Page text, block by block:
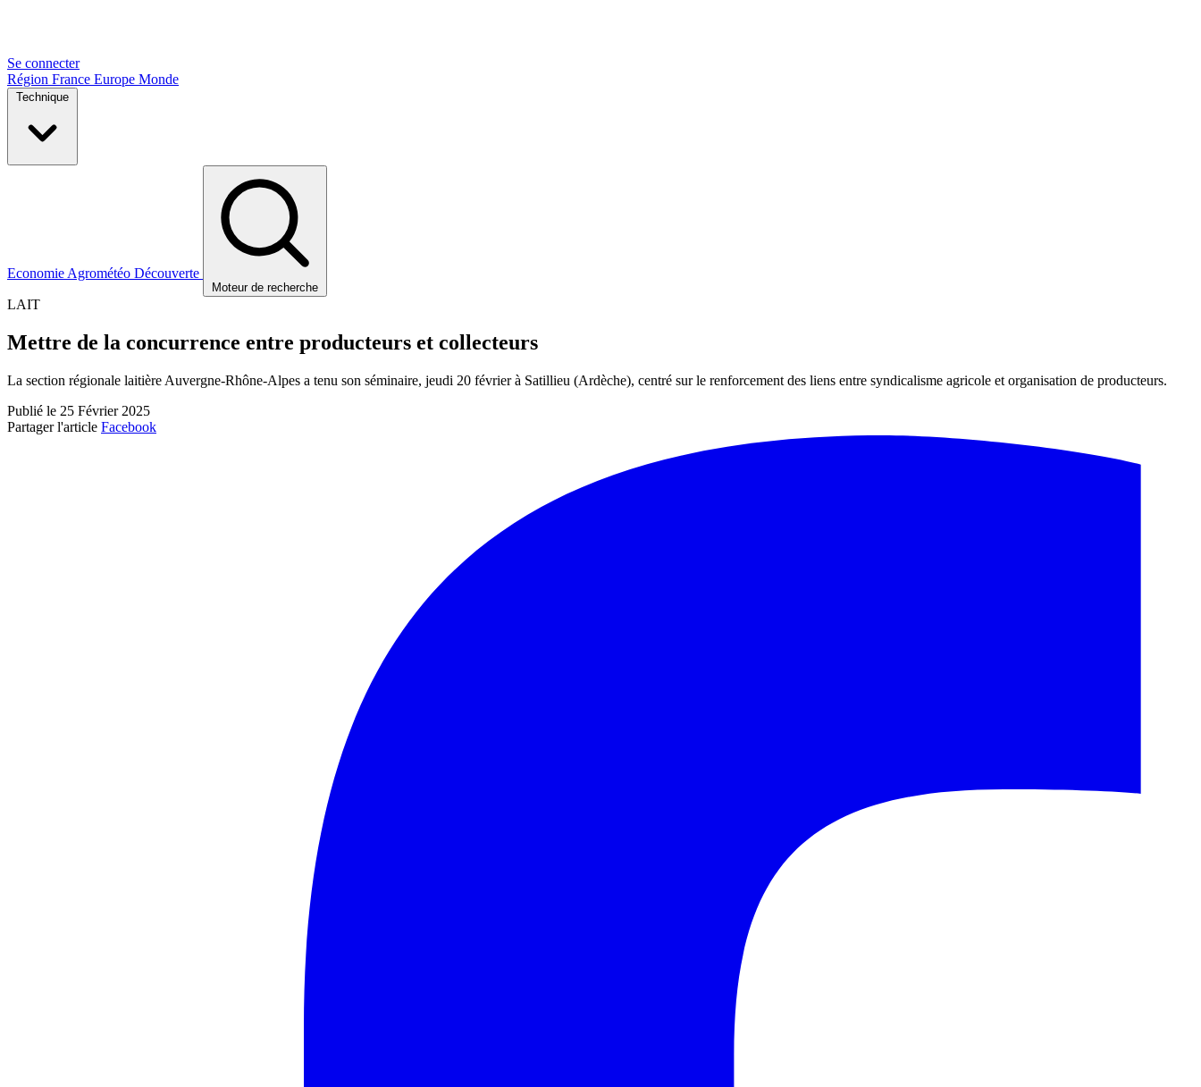
Se connecter
Région France Europe Monde
Technique
Economie Agrométéo Découverte
Moteur de recherche
LAIT
Mettre de la concurrence entre producteurs et collecteurs
La section régionale laitière Auvergne-Rhône-Alpes a tenu son séminaire, jeudi 20 février à Satillieu (Ardèche), centré sur le renforcement des liens entre syndicalisme agricole et organisation de producteurs.
Publié le 25 Février 2025
Partager l'article Facebook